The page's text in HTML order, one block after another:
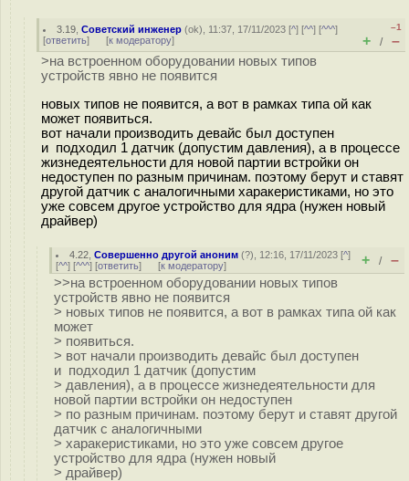
3.19 ,Советский инженер (ok), 11:37, 17/11/2023 [^] [^^] [^^^]
[ответить] [к модератору]
–1
+ / –
>на встроенном оборудовании новых типов
устройств явно не появится
новых типов не появится, а вот в рамках типа ой как
может появиться.
вот начали производить девайс был доступен
и подходил 1 датчик (допустим давления), а в процессе
жизнедеятельности для новой партии встройки он
недоступен по разным причинам. поэтому берут и ставят
другой датчик с аналогичными харакеристиками, но это
уже совсем другое устройство для ядра (нужен новый
драйвер)
4.22 ,Совершенно другой аноним (?), 12:16, 17/11/2023 [^]
[^^] [^^^] [ответить] [к модератору] + / –
>>на встроенном оборудовании новых типов
устройств явно не появится
> новых типов не появится, а вот в рамках типа ой как
может
> появиться.
> вот начали производить девайс был доступен
и подходил 1 датчик (допустим
> давления), а в процессе жизнедеятельности для
новой партии встройки он недоступен
> по разным причинам. поэтому берут и ставят другой
датчик с аналогичными
> харакеристиками, но это уже совсем другое
устройство для ядра (нужен новый
> драйвер)